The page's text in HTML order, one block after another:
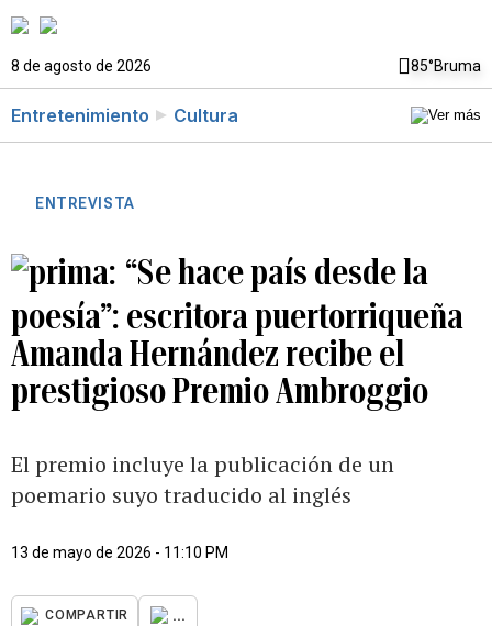
8 de agosto de 2026 85°Bruma
Entretenimiento Cultura
ENTREVISTA
“Se hace país desde la
poesía”: escritora puertorriqueña
Amanda Hernández recibe el
prestigioso Premio Ambroggio
El premio incluye la publicación de un
poemario suyo traducido al inglés
13 de mayo de 2026 - 11:10 PM
COMPARTIR ...